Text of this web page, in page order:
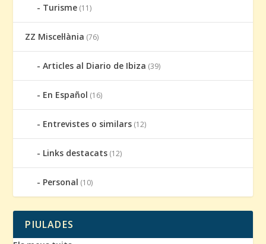
Turisme (11)
ZZ Miscel·lània (76)
Articles al Diario de Ibiza (39)
En Español (16)
Entrevistes o similars (12)
Links destacats (12)
Personal (10)
PIULADES